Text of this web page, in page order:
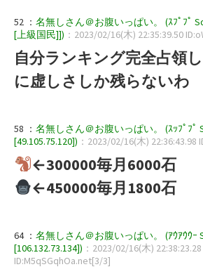
52 ： 名無しさん＠お腹いっぱい。 (ｽﾌﾟﾌﾟ
[上級国民]]) ：2023/02/16(木) 22:35:39.50
自分ランキング完全占領
に虚しさしか残らないわ
58 ： 名無しさん＠お腹いっぱい。 (ｽｯﾌﾟﾌﾟ
[49.105.75.120]) ：2023/02/16(木) 22:36:43.98
←300000毎月6000石
←450000毎月1800石
64 ： 名無しさん＠お腹いっぱい。 (ｱｳｱｳｳｰ
[106.132.73.134]) ：2023/02/16(木) 22:38:23.28
ID:M5qSGqhOa.net[3/3]